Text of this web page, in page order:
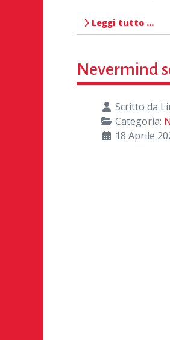
Leggi tutto …
Nevermind
Scritto da
Categoria:
18 Aprile